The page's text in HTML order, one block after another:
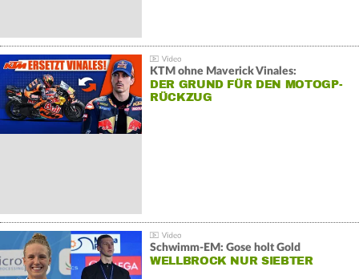
KTM ohne Maverick Vinales:
DER GRUND FÜR DEN MOTOGP-
RÜCKZUG
Schwimm-EM: Gose holt Gold
WELLBROCK NUR SIEBTER